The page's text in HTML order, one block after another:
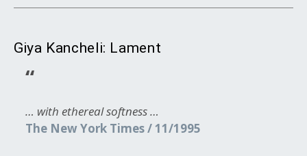
Giya Kancheli: Lament
… with ethereal softness …
The New York Times / 11/1995